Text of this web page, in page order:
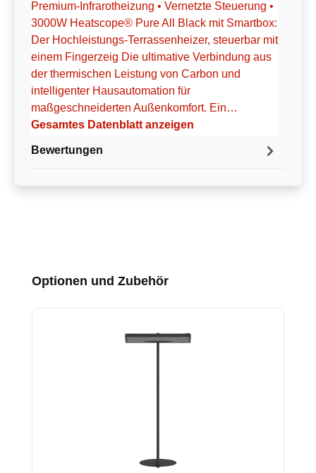
Premium-Infrarotheizung • Vernetzte Steuerung •
3000W Heatscope® Pure All Black mit Smartbox:
Der Hochleistungs-Terrassenheizer, steuerbar mit
einem Fingerzeig Die ultimative Verbindung aus
der thermischen Leistung von Carbon und
intelligenter Hausautomation für
maßgeschneiderten Außenkomfort. Ein…
Gesamtes Datenblatt anzeigen
Bewertungen
Produktgalerie überspringen
Optionen und Zubehör